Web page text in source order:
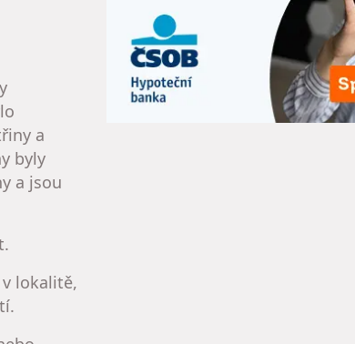
a
byly
a jsou
lokalitě,